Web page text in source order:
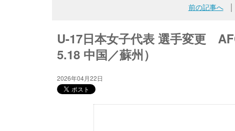
前の記事へ│
U-17日本女子代表 選手変更
5.18 中国／蘇州）
2026年04月22日